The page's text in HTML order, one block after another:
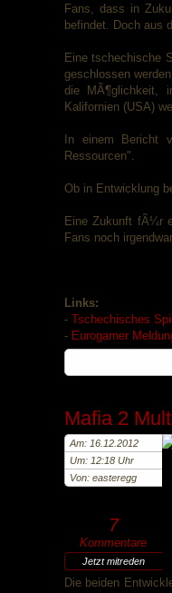
Fans, dass in
befindet. Doch aus
Eine tschechische
geschlossen
die MÃ¶glichkeit,
Kalifornien (USA)
In einem Bericht
Ressourcen".
Ob in Entwicklung
Eine Zukunft fÃ¼r
Fans noch
Links:
- Tschechisches
- Eurogamer
Mafia 2
Am: 16.12.2012
Um: 12:18 Uhr
Von: easteregg
7
Kommentare
Jetzt mitreden
Die beiden